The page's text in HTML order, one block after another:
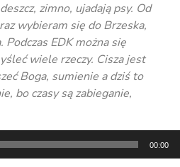
zimno, ujadają psy. Od
wybieram się do Brzeska,
Podczas EDK można się
wiele rzeczy. Cisza jest
Boga, sumienie a dziś to
bo czasy są zabieganie,
00:00